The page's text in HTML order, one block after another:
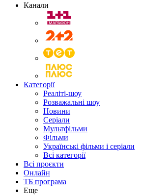
Канали
Категорії
Реаліті-шоу
Розважальні шоу
Новини
Серіали
Мультфільми
Фільми
Українські фільми і серіали
Всі категорії
Всі проєкти
Онлайн
ТБ програма
Еще